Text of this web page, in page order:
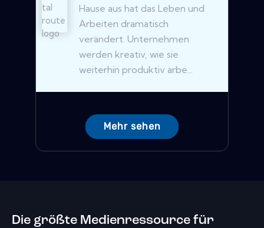
Hause aus hat das Leben und
Arbeiten dramatisch
verändert. Unternehmen
werden kreativ, wie sie
weiterhin produktiv arbe...
Mehr sehen
Die größte Medienressource für